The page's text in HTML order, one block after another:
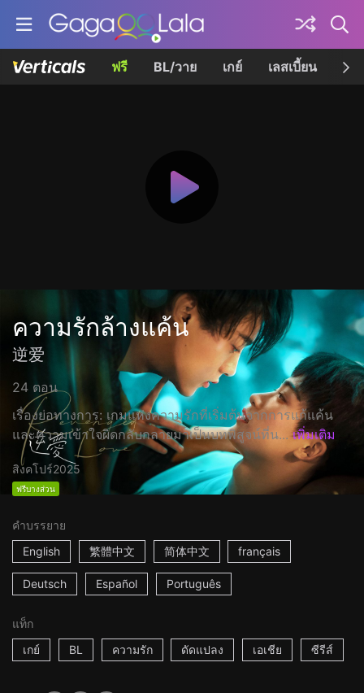
ฟรี BL/วาย เกย์ เลสเบี้ยน เค
ความรักล้างแค้น
逆爱
24 ตอน
เรื่องย่อทางการ: เกมแห่งความรักที่เริ่มต้นจากการแก้แค้น
และความเข้าใจผิดกลับกลายมาเป็นบทพิสูจน์ที่น... เพิ่มเติม
สิงคโปร์2025
ฟรีบางส่วน
คำบรรยาย
English
繁體中文 简体中文 français
Deutsch Español Português
แท็ก
เกย์
BL ความรัก ดัดแปลง เอเชีย ซีรีส์